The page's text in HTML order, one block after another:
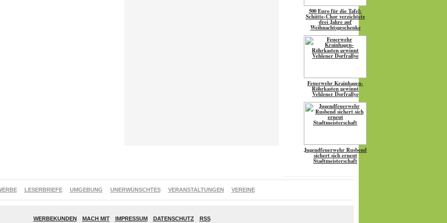
500 Euro für die Tafel:
Schütte-Chor verzichtete
drei Jahre auf
Weihnachtsgeschenke
Feuerwehr Krainhagen-
Röhrkasten gewinnt
Vehlener Dorfrallye
Jugendfeuerwehr Rusbend
sichert sich erneut
Stadtmeisterschaft
LESERBRIEFE UMGEBUNG UNERWÜNSCHTES VERANSTALTUNGEN VEREINE
WERBEKUNDEN MACH MIT IMPRESSUM DATENSCHUTZ RSS